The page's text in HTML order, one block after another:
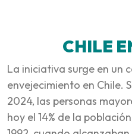
CHILE
La iniciativa surge en un
envejecimiento en Chile.
2024, las personas
hoy el 14% de la